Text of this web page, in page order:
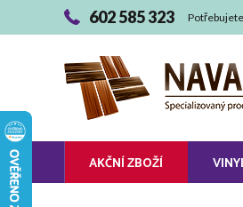
602 585 323
AKČNÍ ZBOŽÍ